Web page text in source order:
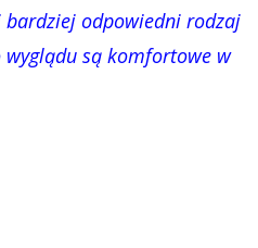
odpowiedni rodzaj
wyglądu są komfortowe w